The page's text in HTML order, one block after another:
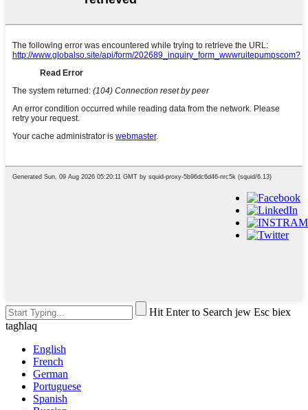
Hit Enter to Search jew Esc biex
tagħlaq
English
French
German
Portuguese
Spanish